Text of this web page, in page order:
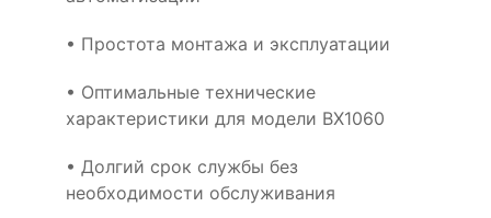
• Простота монтажа и эксплуатации
• Оптимальные технические
характеристики для модели BX1060
• Долгий срок службы без
необходимости обслуживания